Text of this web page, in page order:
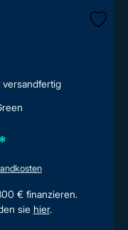
versandfertig
€ finanzieren.
sie hier.